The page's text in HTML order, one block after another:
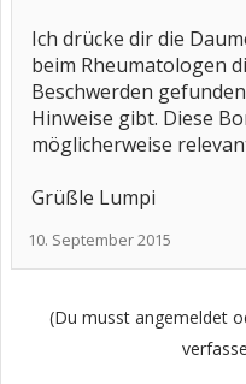
Ich drücke dir die
beim Rheumatologen
Beschwerden
Hinweise gibt. Diese
möglicherweise
Grüßle Lumpi
10. September 2015
(Du musst angemeldet